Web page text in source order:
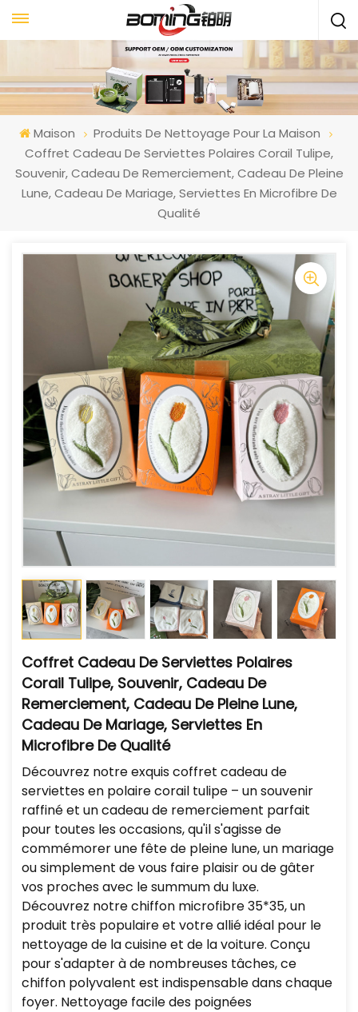
Maison
Produits De Nettoyage Pour La Maison
Coffret Cadeau De Serviettes Polaires Corail Tulipe,
Souvenir, Cadeau De Remerciement, Cadeau De Pleine
Lune, Cadeau De Mariage, Serviettes En Microfibre De
Qualité
Coffret Cadeau De Serviettes Polaires
Corail Tulipe, Souvenir, Cadeau De
Remerciement, Cadeau De Pleine Lune,
Cadeau De Mariage, Serviettes En
Microfibre De Qualité
Découvrez notre exquis coffret cadeau de
serviettes en polaire corail tulipe – un souvenir
raffiné et un cadeau de remerciement parfait
pour toutes les occasions, qu'il s'agisse de
commémorer une fête de pleine lune, un mariage
ou simplement de vous faire plaisir ou de gâter
vos proches avec le summum du luxe.
Découvrez notre chiffon microfibre 35*35, un
produit très populaire et votre allié idéal pour le
nettoyage de la cuisine et de la voiture. Conçu
pour s'adapter à de nombreuses tâches, ce
chiffon polyvalent est indispensable dans chaque
foyer. Nettoyage facile des poignées